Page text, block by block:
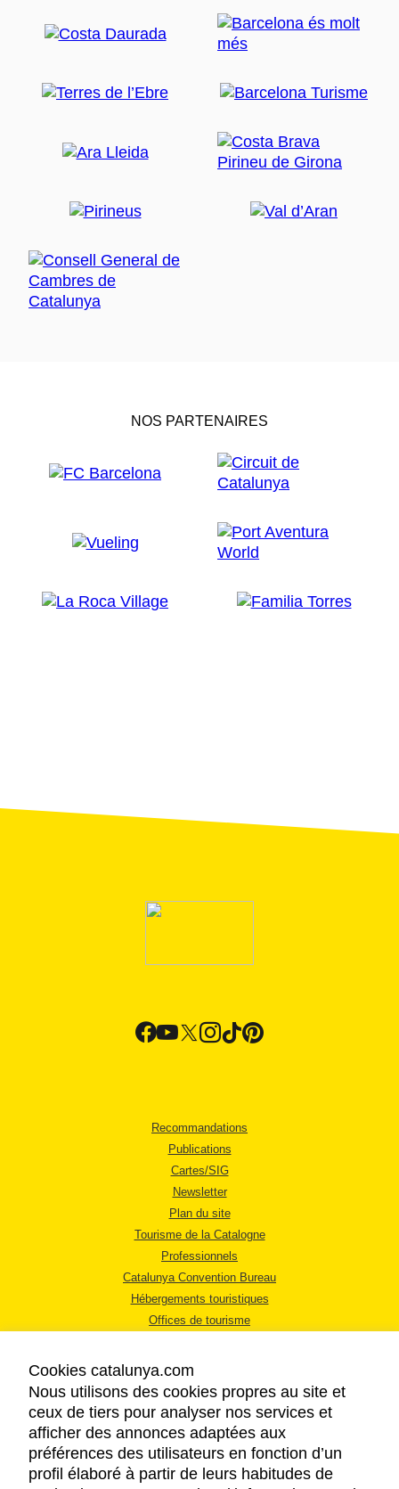
NOS PARTENAIRES
Recommandations
Publications
Cartes/SIG
Newsletter
Plan du site
Tourisme de la Catalogne
Professionnels
Catalunya Convention Bureau
Hébergements touristiques
Offices de tourisme
MENTIONS LÉGALES
RÈGLES DE CONFIDENTIALITÉ
Cookies catalunya.com
Nous utilisons des cookies propres au site et
ceux de tiers pour analyser nos services et
afficher des annonces adaptées aux
préférences des utilisateurs en fonction d’un
profil élaboré à partir de leurs habitudes de